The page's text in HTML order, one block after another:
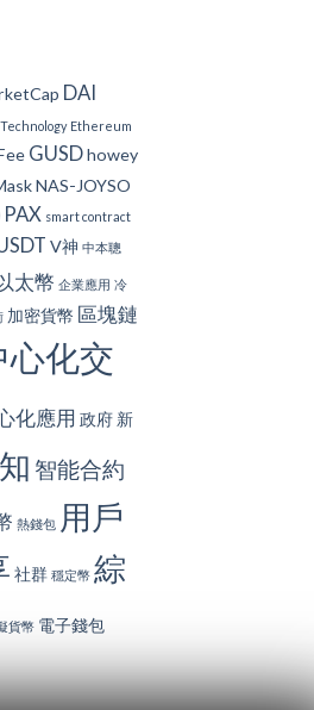
DAI
Ethereum
GUSD howey
NAS-JOYSO
PAX smart contract
V神 中本聰
太幣 企業應用 冷
加密貨幣 區塊鏈
心化交
化應用 政府 新
智能合約
熱錢包 用戶
社群 穩定幣 綜
貨幣 電子錢包